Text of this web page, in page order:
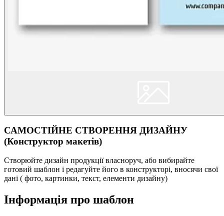
САМОСТІЙНЕ СТВОРЕННЯ ДИЗАЙНУ
(Конструктор макетів)
Створюйте дизайн продукції власноруч, або вибирайте
готовий шаблон і редагуйте його в конструкторі, вносячи свої
дані ( фото, картинки, текст, елементи дизайну)
Інформація про шаблон